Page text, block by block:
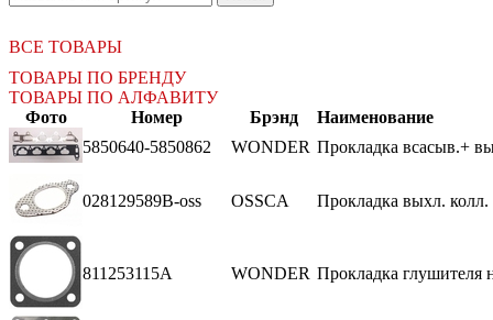
ВСЕ ТОВАРЫ
ТОВАРЫ ПО БРЕНДУ
ТОВАРЫ ПО АЛФАВИТУ
Фото
Номер Брэнд
Наименование
5850640-5850862
WONDER Прокладка всасыв.+
028129589B-oss OSSCA Прокладка выхл.
811253115A WONDER Прокладка глушителя